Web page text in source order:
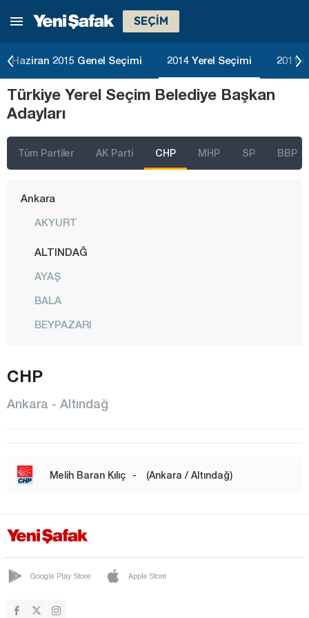
SEÇİM
Haziran 2015 Genel Seçimi 2014 Yerel Seçimi 2011
Türkiye Yerel Seçim Belediye Başkan
Adayları
Tüm Partiler AK Parti CHP MHP SP BBP
İstanbul
Ankara
AKYURT
ALTINDAĞ
AYAŞ
BALA
BEYPAZARI
ÇANKAYA
ÇUBUK
ETİMESGUT
EVREN
GÜDÜL
HAYMANA
KEÇİÖREN
CHP
Ankara - Altındağ
Melih Baran Kılıç - (Ankara / Altındağ)
Google Play Store Apple Store